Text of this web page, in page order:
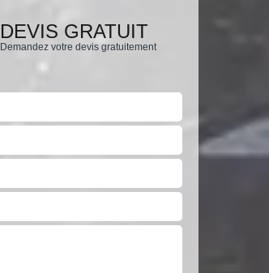
DEVIS GRATUIT
Demandez votre devis gratuitement